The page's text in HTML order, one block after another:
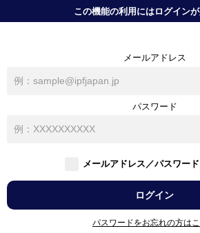
この機能の利用にはログイン
メールアドレス
パスワード
メールアドレス／パスワー
パスワードをお忘れの方は